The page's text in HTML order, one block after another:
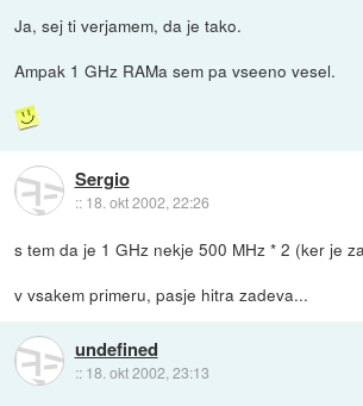
Ja, sej ti verjamem, da je tako.
Ampak 1 GHz RAMa sem pa vseeno vesel.
Sergio
:: 18. okt 2002, 22:26
s tem da je 1 GHz nekje 500 MHz * 2 (ker je
v vsakem primeru, pasje hitra zadeva...
undefined
:: 18. okt 2002, 23:13